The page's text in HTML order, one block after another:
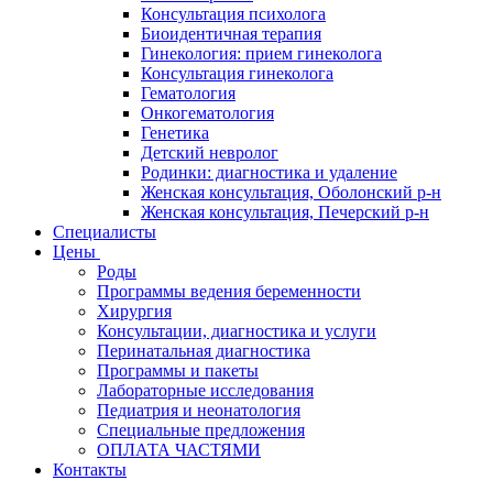
Консультация психолога
Биоидентичная терапия
Гинекология: прием гинеколога
Консультация гинеколога
Гематология
Онкогематология
Генетика
Детский невролог
Родинки: диагностика и удаление
Женская консультация, Оболонский р-н
Женская консультация, Печерский р-н
Специалисты
Цены
Роды
Программы ведения беременности
Хирургия
Консультации, диагностика и услуги
Перинатальная диагностика
Программы и пакеты
Лабораторные исследования
Педиатрия и неонатология
Специальные предложения
ОПЛАТА ЧАСТЯМИ
Контакты